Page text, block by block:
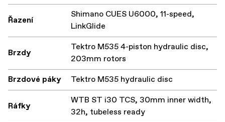
Řazení
Shimano CUES U6000, 11-speed,
LinkGlide
Brzdy
Tektro M535 4-piston hydraulic disc,
203mm rotors
Brzdové páky
Tektro M535 hydraulic disc
Ráfky
WTB ST i30 TCS, 30mm inner width,
32h, tubeless ready